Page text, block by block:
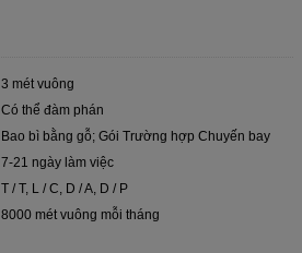
3 mét vuông
Có thể đàm phán
Bao bì bằng gỗ; Gói Trường hợp Chuyến bay
7-21 ngày làm việc
T / T, L / C, D / A, D / P
8000 mét vuông mỗi tháng